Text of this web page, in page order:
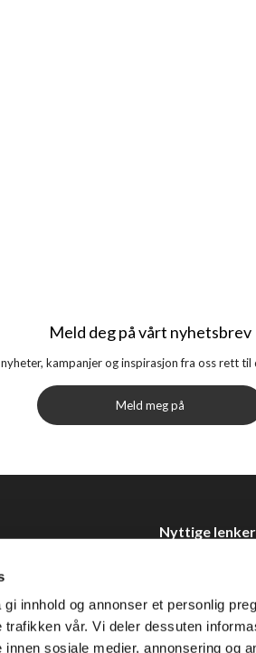
innhold og annonser et personlig
vår. Vi deler dessuten
sosiale medier, annonsering og
Meld deg på vårt nyhetsbrev
nyheter, kampanjer og inspirasjon fra oss rett til
Meld meg på
Nyttige lenker
Åpenhetsloven